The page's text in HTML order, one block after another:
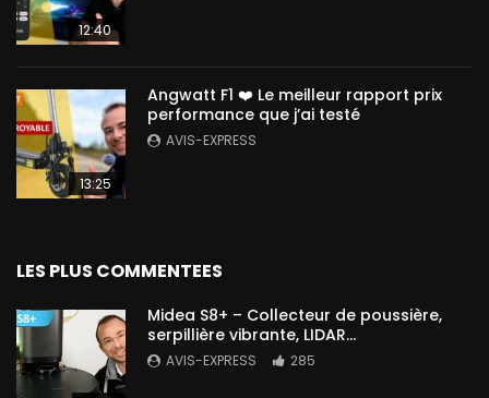
12:40
13:25
Angwatt F1 ❤️ Le meilleur rapport prix
performance que j’ai testé
AVIS-EXPRESS
LES PLUS COMMENTEES
Midea S8+ – Collecteur de poussière,
serpillière vibrante, LIDAR…
AVIS-EXPRESS 285